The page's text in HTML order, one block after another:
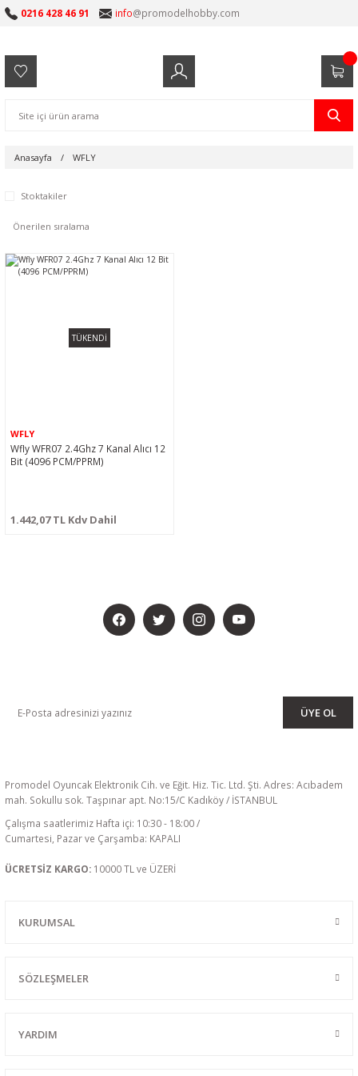
0216 428 46 91 info@promodelhobby.com
Anasayfa WFLY
Stoktakiler
TÜKENDİ
WFLY
Wfly WFR07 2.4Ghz 7 Kanal Alıcı 12
Bit (4096 PCM/PPRM)
1.442,07 TL Kdv Dahil
ÜYE OL
Promodel Oyuncak Elektronik Cih. ve Eğit. Hiz. Tic. Ltd. Şti. Adres: Acıbadem
mah. Sokullu sok. Taşpınar apt. No:15/C Kadıköy / İSTANBUL
Çalışma saatlerimiz Hafta içi: 10:30 - 18:00 /
Cumartesi, Pazar ve Çarşamba: KAPALI
ÜCRETSİZ KARGO: 10000 TL ve ÜZERİ
KURUMSAL
SÖZLEŞMELER
YARDIM